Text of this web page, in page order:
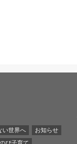
い世界へ
お知らせ